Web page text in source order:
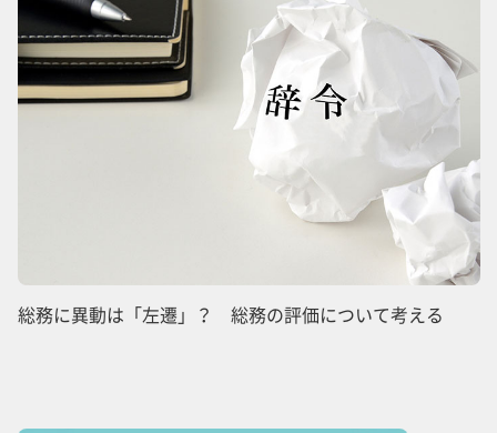
総務に異動は「左遷」？ 総務の評価について考える